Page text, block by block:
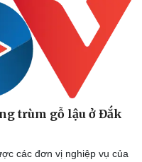
trùm gỗ lậu ở Đắk
các đơn vị nghiệp vụ của